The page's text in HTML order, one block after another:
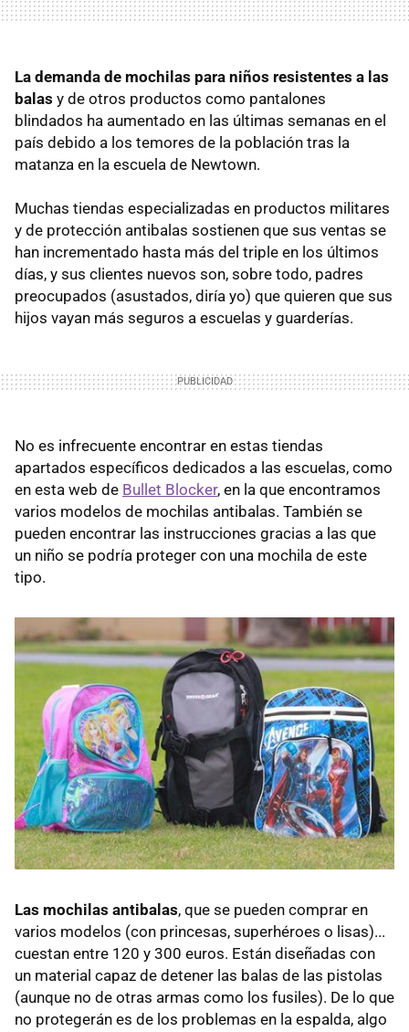
La demanda de mochilas para niños resistentes a las
balas y de otros productos como pantalones
blindados ha aumentado en las últimas semanas en el
país debido a los temores de la población tras la
matanza en la escuela de Newtown.
Muchas tiendas especializadas en productos militares
y de protección antibalas sostienen que sus ventas se
han incrementado hasta más del triple en los últimos
días, y sus clientes nuevos son, sobre todo, padres
preocupados (asustados, diría yo) que quieren que sus
hijos vayan más seguros a escuelas y guarderías.
No es infrecuente encontrar en estas tiendas
apartados específicos dedicados a las escuelas, como
en esta web de Bullet Blocker, en la que encontramos
varios modelos de mochilas antibalas. También se
pueden encontrar las instrucciones gracias a las que
un niño se podría proteger con una mochila de este
tipo.
Las mochilas antibalas, que se pueden comprar en
varios modelos (con princesas, superhéroes o lisas)...
cuestan entre 120 y 300 euros. Están diseñadas con
un material capaz de detener las balas de las pistolas
(aunque no de otras armas como los fusiles). De lo que
no protegerán es de los problemas en la espalda, algo